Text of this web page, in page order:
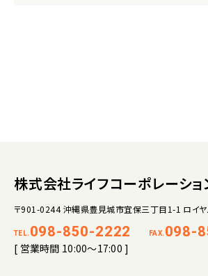
株式会社ライフコーポレーショ
〒901-0244 沖縄県豊見城市宜保三丁目1-1 ロイヤ
TEL. 098-850-2222 FAX. 098-
[ 営業時間 10:00～17:00 ]